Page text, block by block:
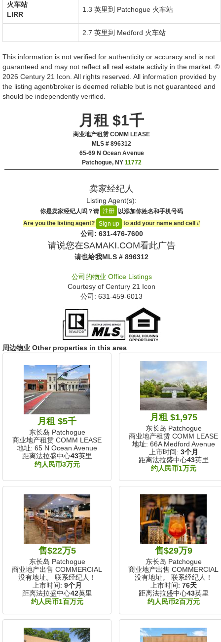
火车站
LIRR
1.3 英里到 Patchogue 火车站
2.7 英里到 Medford 火车站
This information is not verified for authenticity or accuracy and is not
guaranteed and may not reflect all real estate activity in the market. ©
2026 Century 21 Icon. All rights reserved. All information provided by
the listing agent/broker is deemed reliable but is not guaranteed and
should be independently verified.
月租 $1千
商业地产租赁 COMM LEASE
MLS # 896312
‎65-69 N Ocean Avenue
Patchogue, NY 11772
卖家经纪人
Listing Agent(s):‎
你是卖家经纪人吗？请 注册 以添加你姓名和手机号码
Are you the listing agent? Sign up to add your name and cell #‎
公司: ‍631-476-7600
请说您在SAMAKI.COM看此广告
请也给我MLS # 896312
公司的物业 Office Listings
Courtesy of Century 21 Icon
公司: ‍631-459-6013
周边物业 Other properties in this area
月租 $5千
东长岛 Patchogue
商业地产租赁 COMM LEASE
地址: 65 N Ocean Avenue
距离法拉盛中心43英里
约人民币3万元
月租 $1,975
东长岛 Patchogue
商业地产租赁 COMM LEASE
地址: 66A Medford Avenue
上市时间: 3个月
距离法拉盛中心43英里
约人民币1万元
售$22万5
东长岛 Patchogue
商业地产出售 COMMERCIAL
没有地址。 联系经纪人！
上市时间: 9个月
距离法拉盛中心42英里
约人民币1百万元
售$29万9
东长岛 Patchogue
商业地产出售 COMMERCIAL
没有地址。 联系经纪人！
上市时间: 76天
距离法拉盛中心43英里
约人民币2百万元